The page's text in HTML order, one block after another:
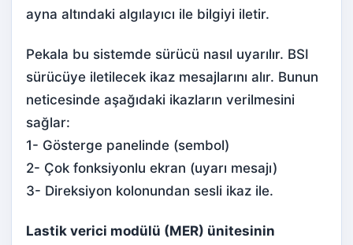
ayna altındaki algılayıcı ile bilgiyi iletir.
Pekala bu sistemde sürücü nasıl uyarılır. BSI
sürücüye iletilecek ikaz mesajlarını alır. Bunun
neticesinde aşağıdaki ikazların verilmesini
sağlar:
1- Gösterge panelinde (sembol)
2- Çok fonksiyonlu ekran (uyarı mesajı)
3- Direksiyon kolonundan sesli ikaz ile.
Lastik verici modülü (MER) ünitesinin